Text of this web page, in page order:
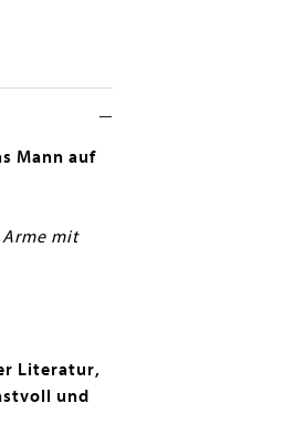
Mann auf
mit
Literatur,
und